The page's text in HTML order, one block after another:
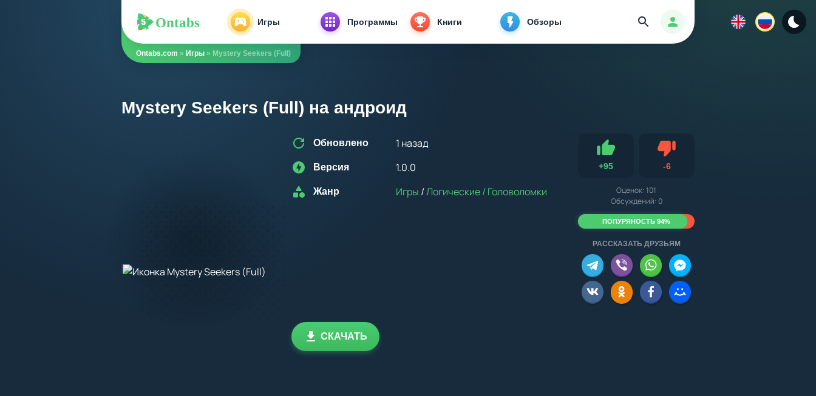
Ontabs Игры Программы Книги Обзоры Авторизация
Найти
Ontabs.com » Игры » Mystery Seekers (Full)
Mystery Seekers (Full) на андроид
Обновлено 1 назад
Версия 1.0.0
Жанр Игры /Логические / Головоломки
+95
Нравится
-6Не нравится
Оценок:101
Обсуждений: 0
ПОПУРЯНОСТЬ 94%
СКАЧАТЬ